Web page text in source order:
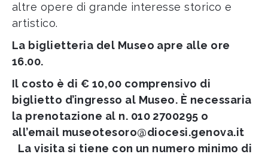
altre opere di grande interesse storico e
artistico.
La biglietteria del Museo apre alle ore
16.00.
Il costo è di € 10,00 comprensivo di
biglietto d’ingresso al Museo. È necessaria
la prenotazione al n. 010 2700295 o
all’email museotesoro@diocesi.genova.it
La visita si tiene con un numero minimo di